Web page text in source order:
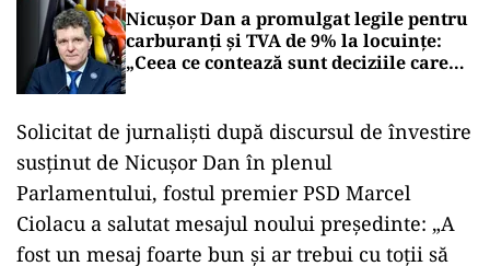
Nicușor Dan a promulgat legile pentru
carburanți și TVA de 9% la locuințe:
„Ceea ce contează sunt deciziile care
Solicitat de jurnalişti după discursul de învestire
susţinut de Nicuşor Dan în plenul
Parlamentului, fostul premier PSD Marcel
Ciolacu a salutat mesajul noului preşedinte: „A
fost un mesaj foarte bun şi ar trebui cu toţii să